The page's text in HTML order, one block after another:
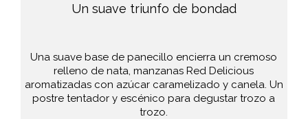
Un suave triunfo de bondad
Una suave base de panecillo encierra un cremoso
relleno de nata, manzanas Red Delicious
aromatizadas con azúcar caramelizado y canela. Un
postre tentador y escénico para degustar trozo a
trozo.